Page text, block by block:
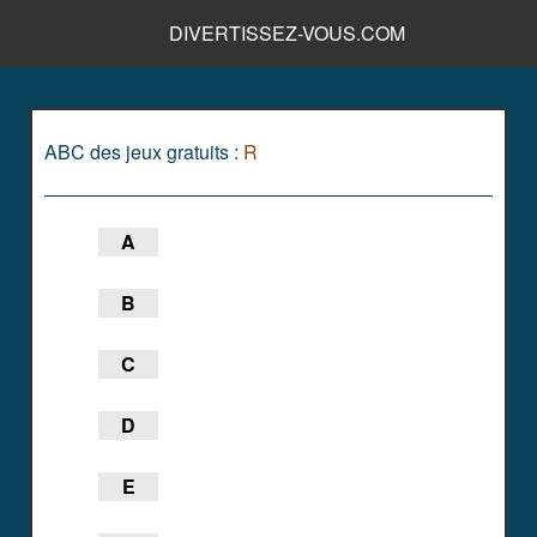
DIVERTISSEZ-VOUS.COM
ABC des jeux gratuits : R
A
B
C
D
E